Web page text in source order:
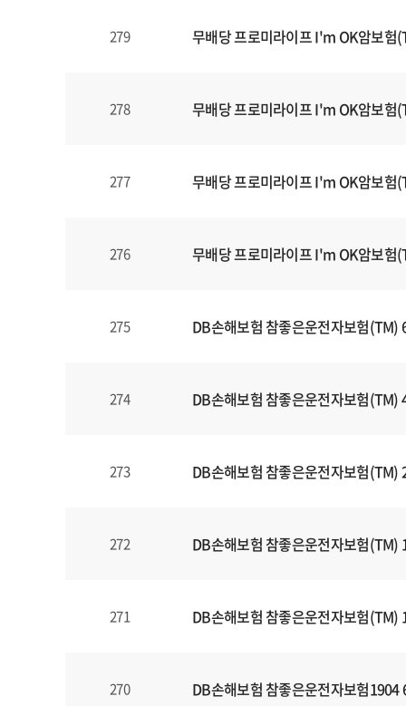
279 무배당 프로미라이프 I'm OK암보험
278 무배당 프로미라이프 I'm OK암보험
277 무배당 프로미라이프 I'm OK암보험
276 무배당 프로미라이프 I'm OK암보험
275 DB손해보험 참좋은운전자보험(TM)
274 DB손해보험 참좋은운전자보험(TM)
273 DB손해보험 참좋은운전자보험(TM)
272 DB손해보험 참좋은운전자보험(TM)
271 DB손해보험 참좋은운전자보험(TM)
270 DB손해보험 참좋은운전자보험1904